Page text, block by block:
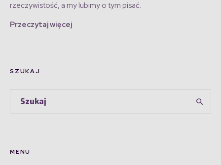
rzeczywistość, a my lubimy o tym pisać.
Przeczytaj więcej
SZUKAJ
MENU